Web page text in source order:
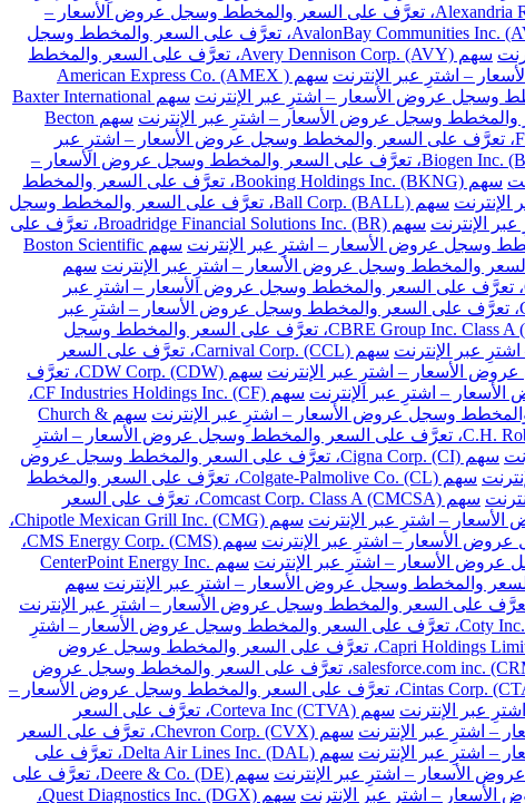
سهم Alexandria Real Estate Equities Inc. (ARE)، تعرَّف على السعر والمخطط وسجل عروض الأسعار –
سهم AvalonBay Communities Inc. (AVB)، تعرَّف على السعر والمخطط وسجل
سهم Avery Dennison Corp. (AVY)، تعرَّف على السعر والمخطط
سهم American Express Co. (AMEX )
سهم Baxter International
سهم Becton
سهم Franklin Resources Inc. (BEN)، تعرَّف على السعر والمخطط وسجل عروض الأسعار – اشترِ عبر
سهم Biogen Inc. (BIIB)، تعرَّف على السعر والمخطط وسجل عروض الأسعار –
سهم Booking Holdings Inc. (BKNG)، تعرَّف على السعر والمخطط
سهم Ball Corp. (BALL)، تعرَّف على السعر والمخطط وسجل
سهم Broadridge Financial Solutions Inc. (BR)، تعرَّف على
سهم Boston Scientific
سهم
سهم Cardinal Health Inc. (CAH)، تعرَّف على السعر والمخطط وسجل عروض الأسعار – اشترِ عبر
سهم Chubb Limited (CB)، تعرَّف على السعر والمخطط وسجل عروض الأسعار – اشترِ عبر
سهم CBRE Group Inc. Class A (CBRE)، تعرَّف على السعر والمخطط وسجل
سهم Carnival Corp. (CCL)، تعرَّف على السعر
سهم CDW Corp. (CDW)، تعرَّف
سهم CF Industries Holdings Inc. (CF)،
سهم Church &
سهم C.H. Robinson Worldwide Inc. (CHRW)، تعرَّف على السعر والمخطط وسجل عروض الأسعار – اشترِ
سهم Cigna Corp. (CI)، تعرَّف على السعر والمخطط وسجل عروض
سهم Colgate-Palmolive Co. (CL)، تعرَّف على السعر والمخطط
سهم Comcast Corp. Class A (CMCSA)، تعرَّف على السعر
سهم Chipotle Mexican Grill Inc. (CMG)،
سهم CMS Energy Corp. (CMS)،
سهم CenterPoint Energy Inc.
سهم
سهم Coty Inc. Class A (COTY)، تعرَّف على السعر والمخطط وسجل عروض الأسعار – اشترِ
سهم Capri Holdings Limited (CPRI)، تعرَّف على السعر والمخطط وسجل عروض
سهم salesforce.com inc. (CRM)، تعرَّف على السعر والمخطط وسجل عروض
سهم Cintas Corp. (CTAS)، تعرَّف على السعر والمخطط وسجل عروض الأسعار –
سهم Corteva Inc (CTVA)، تعرَّف على السعر
سهم Chevron Corp. (CVX)، تعرَّف على السعر
سهم Delta Air Lines Inc. (DAL)، تعرَّف على
سهم Deere & Co. (DE)، تعرَّف على
سهم Quest Diagnostics Inc. (DGX)،